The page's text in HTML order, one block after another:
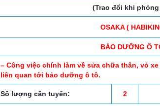
(Trao đổi khi phỏng
OSAKA (
BẢO DƯỠNG Ô
– Công việc chính làm về sửa chữa thân, vỏ
liên quan tới bảo dưỡng ô tô.
Số lượng cần tuyển: 2